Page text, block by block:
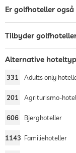
Er golfhoteller
Tilbyder
Alternative
331 Adults only
201 Agriturismo-
606 Bjerghoteller
1143 Familiehoteller